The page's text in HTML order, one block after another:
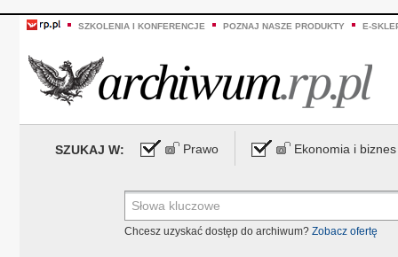
SZKOLENIA I KONFERENCJE POZNAJ NASZE PRODUKTY E-
SZUKAJ W: Prawo Ekonomia i biznes
Chcesz uzyskać dostęp do archiwum? Zobacz ofertę